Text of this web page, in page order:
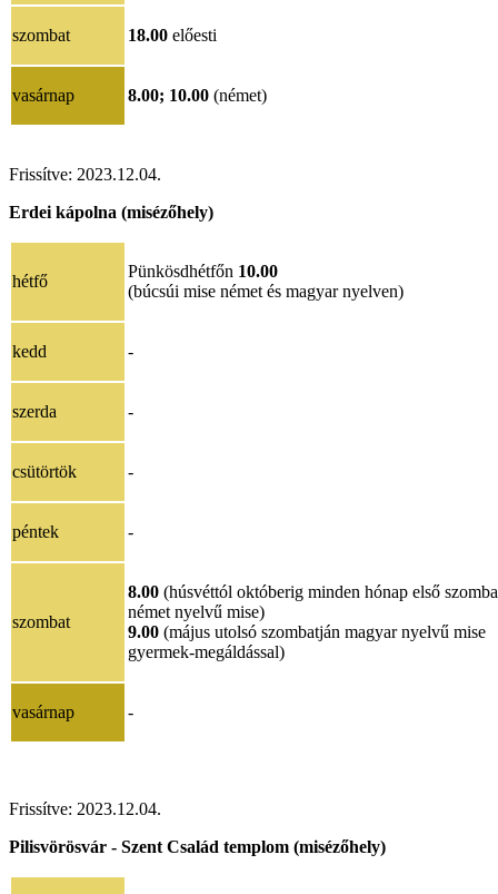
szombat 18.00 előesti
vasárnap 8.00; 10.00 (német)
Frissítve: 2023.12.04.
Erdei kápolna (misézőhely)
hétfő
Pünkösdhétfőn 10.00
(búcsúi mise német és magyar nyelven)
kedd -
szerda -
csütörtök -
péntek -
szombat
8.00 (húsvéttól októberig minden hónap első
német nyelvű mise)
9.00 (május utolsó szombatján magyar nyelvű mise
gyermek-megáldással)
vasárnap -
Frissítve: 2023.12.04.
Pilisvörösvár - Szent Család templom (misézőhely)